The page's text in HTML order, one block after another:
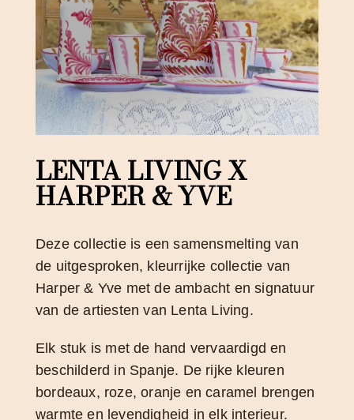
LENTA LIVING X
HARPER & YVE
Deze collectie is een samensmelting van
de uitgesproken, kleurrijke collectie van
Harper & Yve met de ambacht en signatuur
van de artiesten van Lenta Living.
Elk stuk is met de hand vervaardigd en
beschilderd in Spanje. De rijke kleuren
bordeaux, roze, oranje en caramel brengen
warmte en levendigheid in elk interieur.